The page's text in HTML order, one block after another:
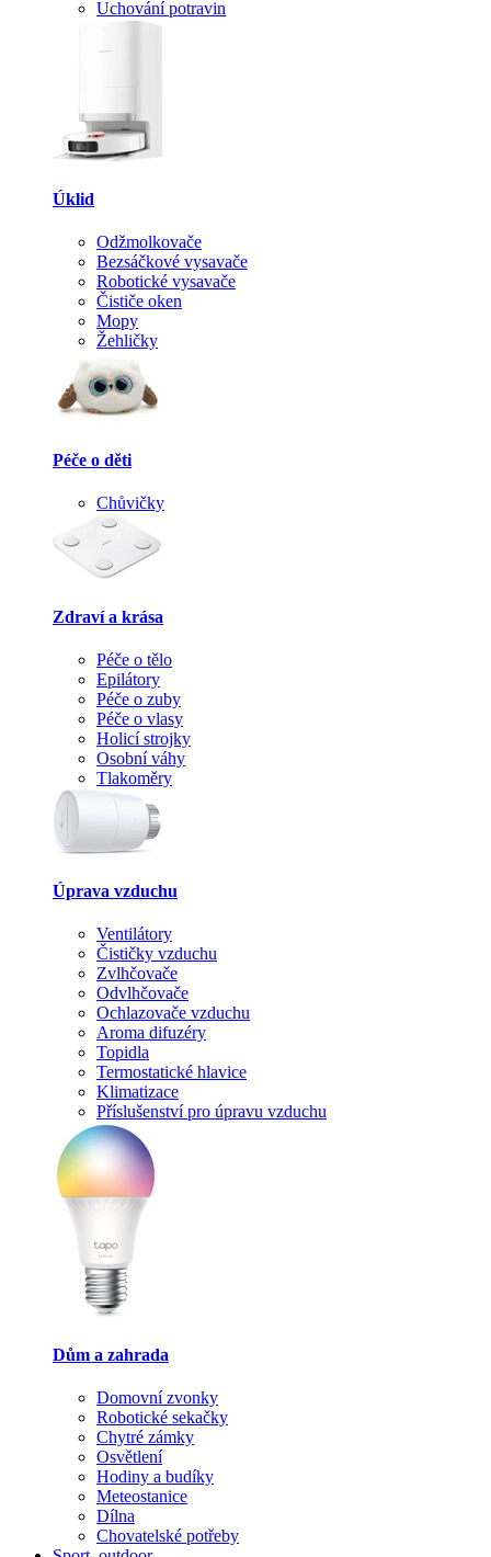
Uchování potravin
Úklid
Odžmolkovače
Bezsáčkové vysavače
Robotické vysavače
Čističe oken
Mopy
Žehličky
Péče o děti
Chůvičky
Zdraví a krása
Péče o tělo
Epilátory
Péče o zuby
Péče o vlasy
Holicí strojky
Osobní váhy
Tlakoměry
Úprava vzduchu
Ventilátory
Čističky vzduchu
Zvlhčovače
Odvlhčovače
Ochlazovače vzduchu
Aroma difuzéry
Topidla
Termostatické hlavice
Klimatizace
Příslušenství pro úpravu vzduchu
Dům a zahrada
Domovní zvonky
Robotické sekačky
Chytré zámky
Osvětlení
Hodiny a budíky
Meteostanice
Dílna
Chovatelské potřeby